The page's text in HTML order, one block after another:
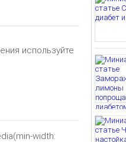
используйте
width: